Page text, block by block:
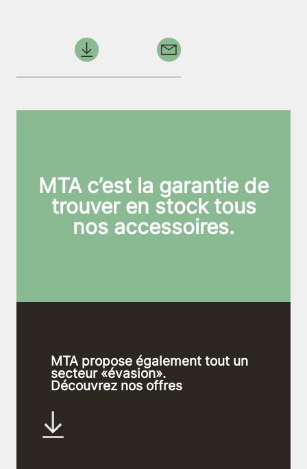
MTA c’est la garantie de
trouver en stock tous
nos accessoires.
MTA propose également tout un
secteur «évasion».
Découvrez nos offres